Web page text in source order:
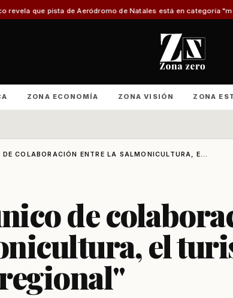
de Natales está en categoría "mala" y no resiste más
ZONA ECONOMÍA ZONA VISIÓN ZONA
COLABORACIÓN ENTRE LA SALMONICULTURA, E...
de
el